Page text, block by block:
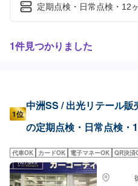
定期点検・日常点検・12
1件見つかりました
1位
中洲SS / 出光リテール
の定期点検・日常点検・
代車OK カードOK 電子マネーOK QR決済